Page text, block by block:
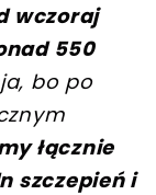
wczoraj
550
bo po
łącznie
szczepień i